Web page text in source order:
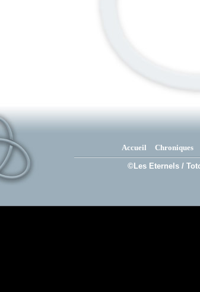
Accueil Chroniques
©Les Eternels /